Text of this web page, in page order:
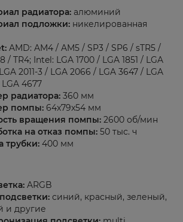
радиатора: алюминий
подложки: никелированная
AMD: AM4 / AM5 / SP3 / SP6 / sTR5 /
/ TR4; Intel: LGA 1700 / LGA 1851 / LGA
2011-3 / LGA 2066 / LGA 3647 / LGA
4677
радиатора: 360 мм
помпы: 64x79x54 мм
вращения помпы: 2600 об/мин
на отказ помпы: 50 тыс. ч
трубки: 400 мм
ARGB
синий, красный, зеленый,
и другие